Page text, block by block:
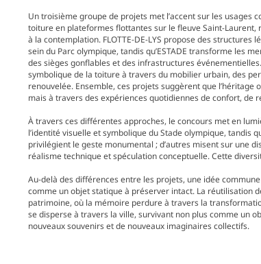
Un troisième groupe de projets met l’accent sur les usages
toiture en plateformes flottantes sur le fleuve Saint-
à la contemplation. FLOTTE-DE-LYS propose des
sein du Parc olympique, tandis qu’ESTADE transforme les
des sièges gonflables et des infrastructures
symbolique de la toiture à travers du mobilier urbain, des
renouvelée. Ensemble, ces projets suggèrent que
mais à travers des expériences quotidiennes de confort, de
À travers ces différentes approches, le concours met en
l’identité visuelle et symbolique du Stade olympique,
privilégient le geste monumental ; d’autres misent sur une
réalisme technique et spéculation conceptuelle. Cette
Au-delà des différences entre les projets, une idée
comme un objet statique à préserver intact. La réutilisation
patrimoine, où la mémoire perdure à travers la
se disperse à travers la ville, survivant non plus comme un
nouveaux souvenirs et de nouveaux imaginaires collectifs.